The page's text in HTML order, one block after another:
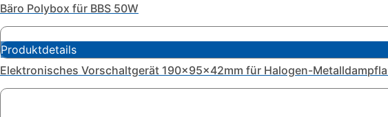
Bäro Polybox für BBS 50W
Produktdetails
Elektronisches Vorschaltgerät 190x95x42mm für Halogen-